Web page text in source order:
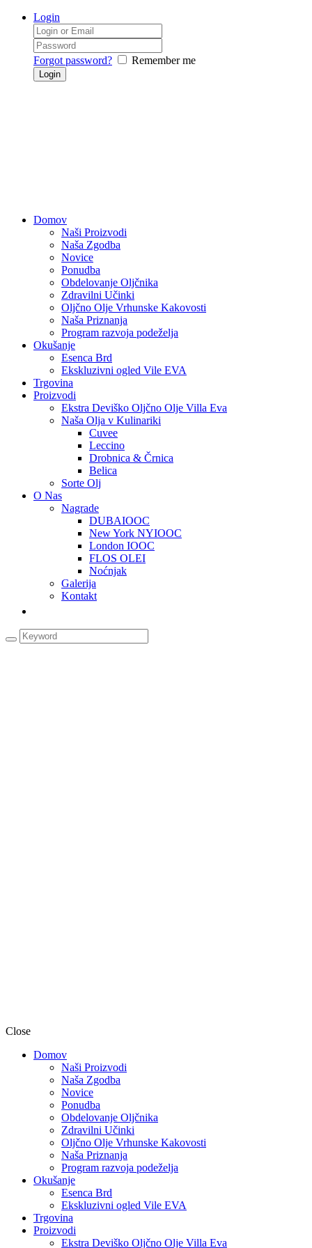
Login
Forgot password? Remember me
Domov
Naši Proizvodi
Naša Zgodba
Novice
Ponudba
Obdelovanje Oljčnika
Zdravilni Učinki
Oljčno Olje Vrhunske Kakovosti
Naša Priznanja
Program razvoja podeželja
Okušanje
Esenca Brd
Ekskluzivni ogled Vile EVA
Trgovina
Proizvodi
Ekstra Deviško Oljčno Olje Villa Eva
Naša Olja v Kulinariki
Cuvee
Leccino
Drobnica & Črnica
Belica
Sorte Olj
O Nas
Nagrade
DUBAIOOC
New York NYIOOC
London IOOC
FLOS OLEI
Noćnjak
Galerija
Kontakt
Close
Domov
Naši Proizvodi
Naša Zgodba
Novice
Ponudba
Obdelovanje Oljčnika
Zdravilni Učinki
Oljčno Olje Vrhunske Kakovosti
Naša Priznanja
Program razvoja podeželja
Okušanje
Esenca Brd
Ekskluzivni ogled Vile EVA
Trgovina
Proizvodi
Ekstra Deviško Oljčno Olje Villa Eva